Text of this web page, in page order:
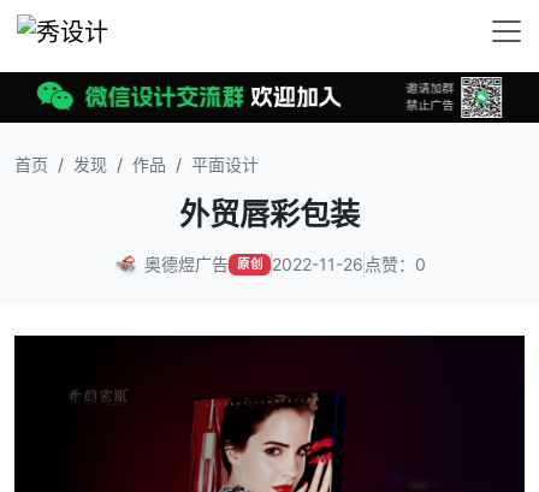
首页 发现 作品 平面设计
外贸唇彩包装
奥德煜广告 原创 2022-11-26 点赞：0